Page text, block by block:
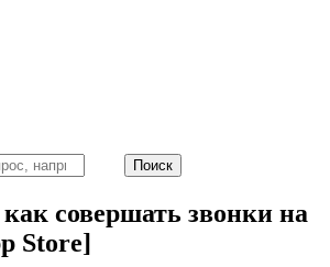
совершать звонки на
Store]